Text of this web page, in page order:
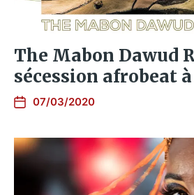
The Mabon Dawud
sécession afrobeat
07/03/2020